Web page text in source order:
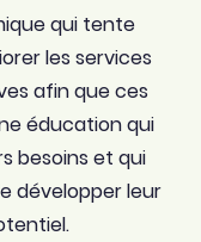
qui tente
les services
afin que ces
éducation qui
besoins et qui
développer leur